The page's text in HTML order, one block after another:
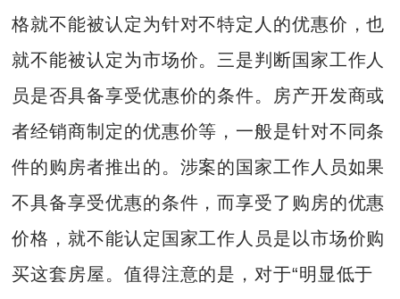
格就不能被认定为针对不特定人的优惠价，也
就不能被认定为市场价。三是判断国家工作人
员是否具备享受优惠价的条件。房产开发商或
者经销商制定的优惠价等，一般是针对不同条
件的购房者推出的。涉案的国家工作人员如果
不具备享受优惠的条件，而享受了购房的优惠
价格，就不能认定国家工作人员是以市场价购
买这套房屋。值得注意的是，对于“明显低于